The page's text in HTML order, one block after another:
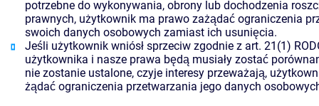
potrzebne do wykonywania, obrony lub dochodzenia
prawnych, użytkownik ma prawo zażądać ograniczenia
swoich danych osobowych zamiast ich usunięcia.
Jeśli użytkownik wniósł sprzeciw zgodnie z art. 21(1)
użytkownika i nasze prawa będą musiały zostać
nie zostanie ustalone, czyje interesy przeważają,
żądać ograniczenia przetwarzania jego danych